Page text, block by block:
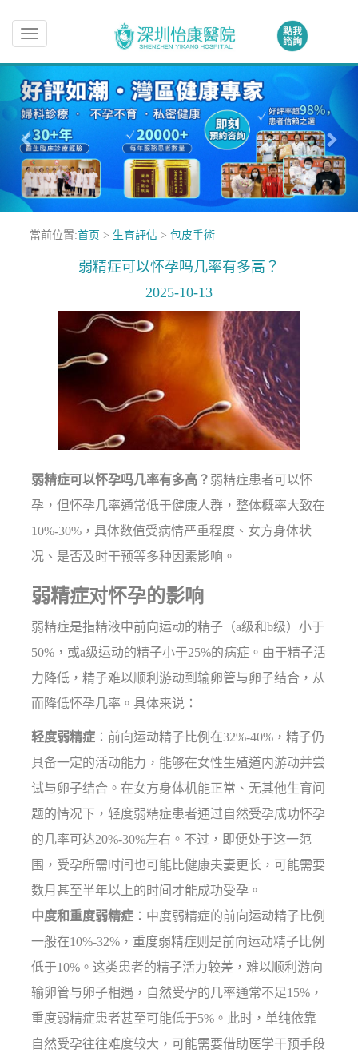
Toggle
navigation
當前位置:首页 > 生育評估> 包皮手術
弱精症可以怀孕吗几率有多高？
2025-10-13
弱精症可以怀孕吗几率有多高？ 弱精症患者可以怀
孕，但怀孕几率通常低于健康人群，整体概率大致在
10%-30%，具体数值受病情严重程度、女方身体状
况、是否及时干预等多种因素影响。
弱精症对怀孕的影响
弱精症是指精液中前向运动的精子（a级和b级）小于
50%，或a级运动的精子小于25%的病症。由于精子活
力降低，精子难以顺利游动到输卵管与卵子结合，从
而降低怀孕几率。具体来说：
轻度弱精症 ：前向运动精子比例在32%-40%，精子仍
具备一定的活动能力，能够在女性生殖道内游动并尝
试与卵子结合。在女方身体机能正常、无其他生育问
题的情况下，轻度弱精症患者通过自然受孕成功怀孕
的几率可达20%-30%左右。不过，即便处于这一范
围，受孕所需时间也可能比健康夫妻更长，可能需要
数月甚至半年以上的时间才能成功受孕。
中度和重度弱精症 ：中度弱精症的前向运动精子比例
一般在10%-32%，重度弱精症则是前向运动精子比例
低于10%。这类患者的精子活力较差，难以顺利游向
输卵管与卵子相遇，自然受孕的几率通常不足15%，
重度弱精症患者甚至可能低于5%。此时，单纯依靠
自然受孕往往难度较大，可能需要借助医学干预手段